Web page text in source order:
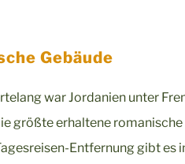
Gebäude
war Jordanien unter
größte erhaltene
Entfernung gibt es